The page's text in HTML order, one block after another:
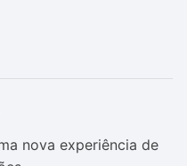
nova experiência de